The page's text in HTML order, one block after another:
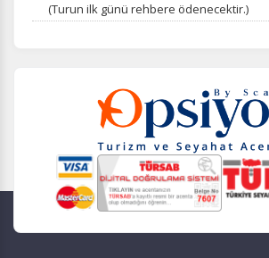
(Turun ilk günü rehbere ödenecektir.)